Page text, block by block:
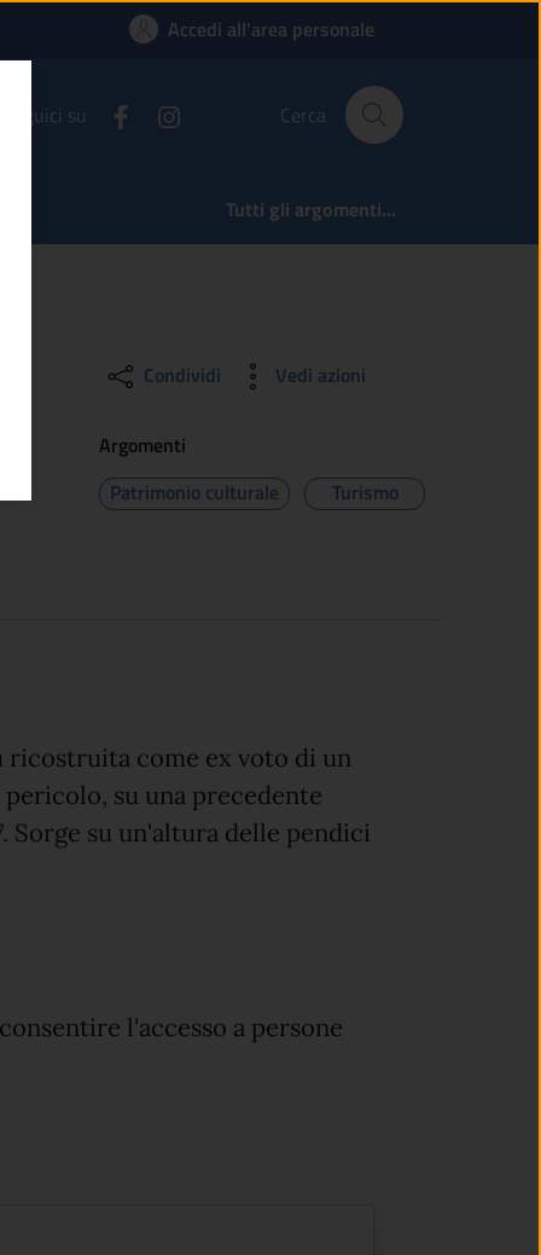
Accedi all'area personale
Seguici su Cerca
Tutti gli argomenti...
Condividi Vedi azioni
Argomenti
Patrimonio culturale
Turismo
ricostruita come ex voto di un
su una precedente
Sorge su un'altura delle pendici
l'accesso a persone